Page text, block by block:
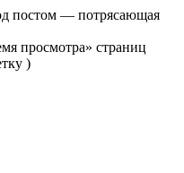
постом — потрясающая
просмотра» страниц
)